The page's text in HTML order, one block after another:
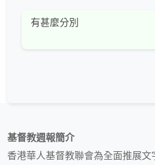
有甚麼分別
基督教週報簡介
香港華人基督教聯會為全面推展